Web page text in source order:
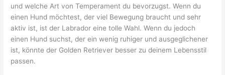
und welche Art von Temperament du bevorzugst. Wenn du
einen Hund möchtest, der viel Bewegung braucht und sehr
aktiv ist, ist der Labrador eine tolle Wahl. Wenn du jedoch
einen Hund suchst, der ein wenig ruhiger und ausgeglichener
ist, könnte der Golden Retriever besser zu deinem Lebensstil
passen.